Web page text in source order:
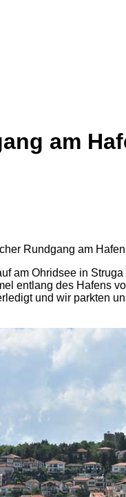
am
am Ohridsee in
entlang des Hafens
und wir parkten